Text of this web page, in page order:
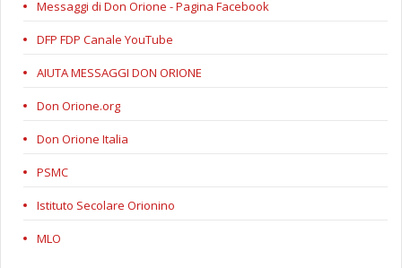
Messaggi di Don Orione - Pagina Facebook
DFP FDP Canale YouTube
AIUTA MESSAGGI DON ORIONE
Don Orione.org
Don Orione Italia
PSMC
Istituto Secolare Orionino
MLO